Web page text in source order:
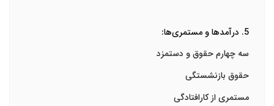
5. درآمدها و مستمری‌ها:
سه چهارم حقوق و دستمزد
حقوق بازنشستگی
مستمری از کارافتادگی